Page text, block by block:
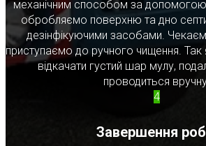
механічним способом за допомогою
обробляємо поверхню та дно
дезінфікуючими засобами.
приступаємо до ручного чищення. Так
відкачати густий шар мулу,
проводиться
4
Завершення